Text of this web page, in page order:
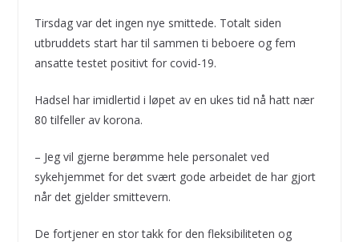
Tirsdag var det ingen nye smittede. Totalt siden
utbruddets start har til sammen ti beboere og fem
ansatte testet positivt for covid-19.
Hadsel har imidlertid i løpet av en ukes tid nå hatt nær
80 tilfeller av korona.
– Jeg vil gjerne berømme hele personalet ved
sykehjemmet for det svært gode arbeidet de har gjort
når det gjelder smittevern.
De fortjener en stor takk for den fleksibiliteten og